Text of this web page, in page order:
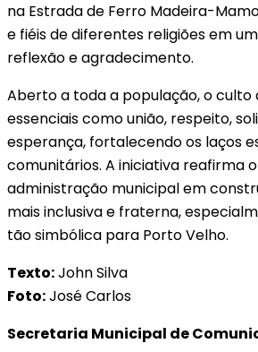
na Estrada de Ferro Madeira-
e fiéis de diferentes religiões em
reflexão e agradecimento.
Aberto a toda a população, o culto
essenciais como união, respeito,
esperança, fortalecendo os laços
comunitários. A iniciativa reafirma
administração municipal em
mais inclusiva e fraterna,
tão simbólica para Porto Velho.
Texto:John Silva
Foto:José Carlos
Secretaria Municipal de